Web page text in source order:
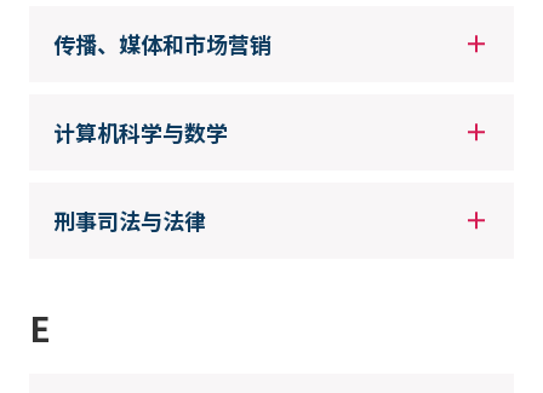
传播、媒体和市场营销
计算机科学与数学
刑事司法与法律
E